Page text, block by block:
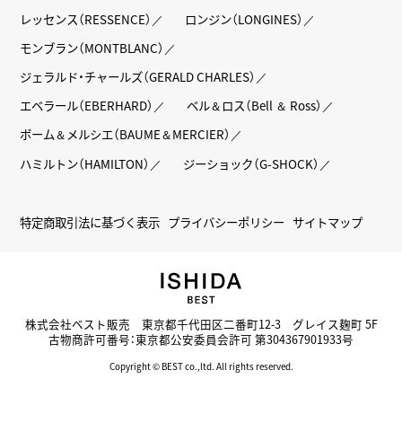
レッセンス（RESSENCE）
ロンジン（LONGINES）
モンブラン（MONTBLANC）
ジェラルド・チャールズ（GERALD CHARLES）
エベラール（EBERHARD）
ベル＆ロス（Bell ＆ Ross）
ボーム＆メルシエ（BAUME＆MERCIER）
ハミルトン（HAMILTON）
ジーショック（G-SHOCK）
特定商取引法に基づく表示 プライバシーポリシー サイトマップ
株式会社ベスト販売 東京都千代田区二番町12-3 グレイス麹町 5F
古物商許可番号：東京都公安委員会許可 第304367901933号
Copyright © BEST co.,ltd. All rights reserved.